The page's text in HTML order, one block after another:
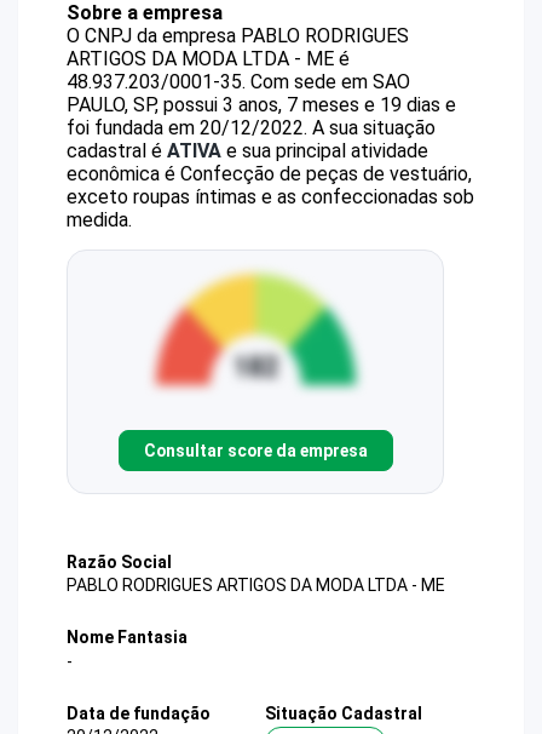
Sobre a empresa
O CNPJ da empresa PABLO RODRIGUES
ARTIGOS DA MODA LTDA - ME é
48.937.203/0001-35. Com sede em SAO
PAULO, SP, possui 3 anos, 7 meses e 19 dias e
foi fundada em 20/12/2022. A sua situação
cadastral é ATIVA e sua principal atividade
econômica é Confecção de peças de vestuário,
exceto roupas íntimas e as confeccionadas sob
medida.
Consultar score da empresa
Razão Social
PABLO RODRIGUES ARTIGOS DA MODA LTDA - ME
Nome Fantasia
-
Data de fundação
Situação Cadastral